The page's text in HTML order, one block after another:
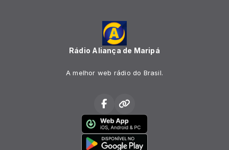
Rádio Aliança de Maripá
A melhor web rádio do Brasil.